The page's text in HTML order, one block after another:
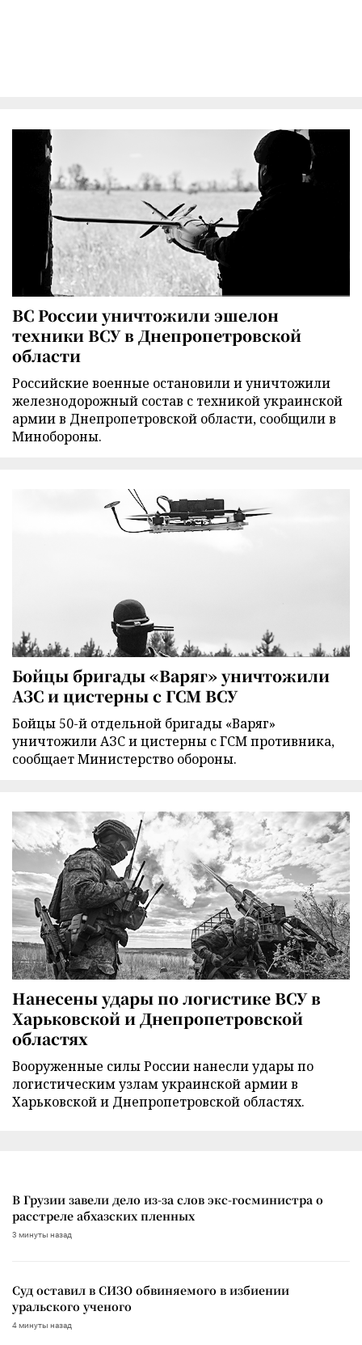
ВС России уничтожили эшелон
техники ВСУ в Днепропетровской
области
Российские военные остановили и уничтожили
железнодорожный состав с техникой украинской
армии в Днепропетровской области, сообщили в
Минобороны.
Бойцы бригады «Варяг» уничтожили
АЗС и цистерны с ГСМ ВСУ
Бойцы 50-й отдельной бригады «Варяг»
уничтожили АЗС и цистерны с ГСМ противника,
сообщает Министерство обороны.
Нанесены удары по логистике ВСУ в
Харьковской и Днепропетровской
областях
Вооруженные силы России нанесли удары по
логистическим узлам украинской армии в
Харьковской и Днепропетровской областях.
В Грузии завели дело из-за слов экс-госминистра о
расстреле абхазских пленных
3 минуты назад
Суд оставил в СИЗО обвиняемого в избиении
уральского ученого
4 минуты назад